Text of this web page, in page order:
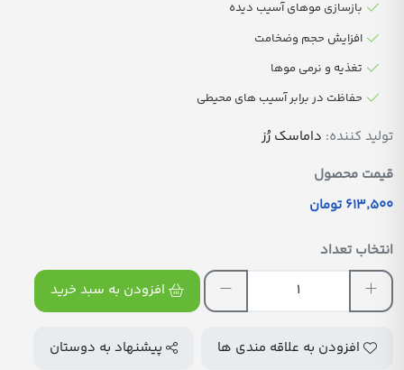
بازسازی موهای آسیب دیده
افزایش حجم وضخامت
تغذیه و نرمی موها
حفاظت در برابر آسیب های محیطی
تولید کننده: داماسک رُز
قیمت محصول
613٬500 تومان
انتخاب تعداد
افزودن به سبد خرید
افزودن به علاقه مندی ها پیشنهاد به دوستان